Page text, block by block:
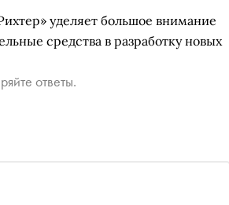
уделяет большое внимание
средства в разработку новых
ответы.